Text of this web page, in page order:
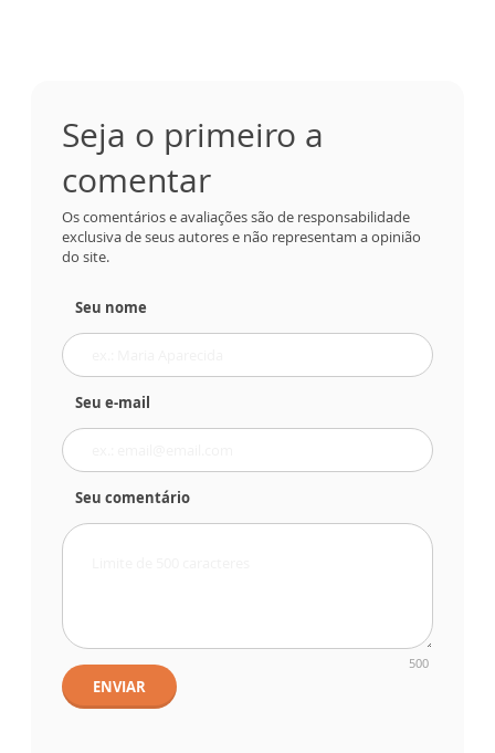
Seja o primeiro a
comentar
Os comentários e avaliações são de responsabilidade
exclusiva de seus autores e não representam a opinião
do site.
Seu nome
Seu e-mail
Seu comentário
500
ENVIAR